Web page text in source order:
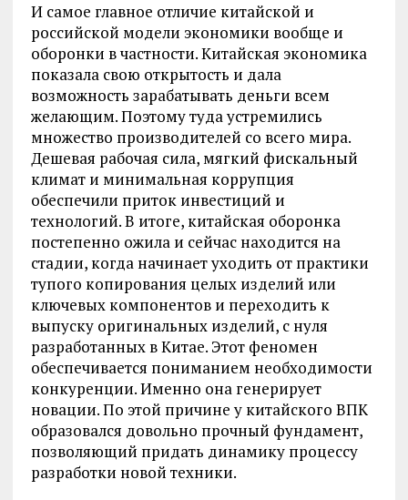
И самое главное отличие китайской и
российской модели экономики вообще и
оборонки в частности. Китайская экономика
показала свою открытость и дала
возможность зарабатывать деньги всем
желающим. Поэтому туда устремились
множество производителей со всего мира.
Дешевая рабочая сила, мягкий фискальный
климат и минимальная коррупция
обеспечили приток инвестиций и
технологий. В итоге, китайская оборонка
постепенно ожила и сейчас находится на
стадии, когда начинает уходить от практики
тупого копирования целых изделий или
ключевых компонентов и переходить к
выпуску оригинальных изделий, с нуля
разработанных в Китае. Этот феномен
обеспечивается пониманием необходимости
конкуренции. Именно она генерирует
новации. По этой причине у китайского ВПК
образовался довольно прочный фундамент,
позволяющий придать динамику процессу
разработки новой техники.